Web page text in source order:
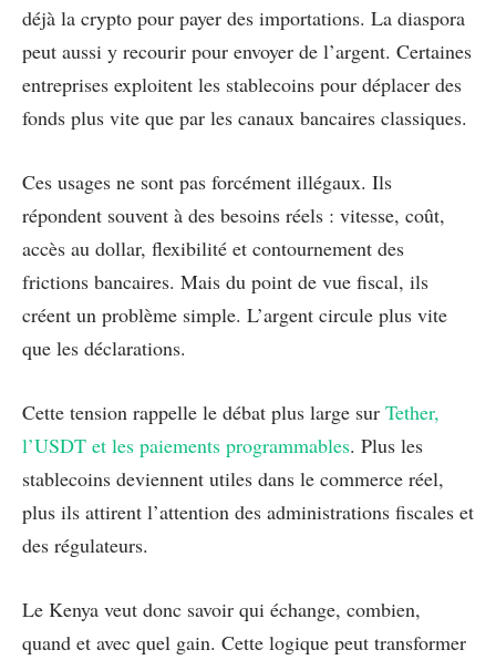
déjà la crypto pour payer des importations. La diaspora
peut aussi y recourir pour envoyer de l’argent. Certaines
entreprises exploitent les stablecoins pour déplacer des
fonds plus vite que par les canaux bancaires classiques.
Ces usages ne sont pas forcément illégaux. Ils
répondent souvent à des besoins réels : vitesse, coût,
accès au dollar, flexibilité et contournement des
frictions bancaires. Mais du point de vue fiscal, ils
créent un problème simple. L’argent circule plus vite
que les déclarations.
Cette tension rappelle le débat plus large sur Tether,
l’USDT et les paiements programmables. Plus les
stablecoins deviennent utiles dans le commerce réel,
plus ils attirent l’attention des administrations fiscales et
des régulateurs.
Le Kenya veut donc savoir qui échange, combien,
quand et avec quel gain. Cette logique peut transformer